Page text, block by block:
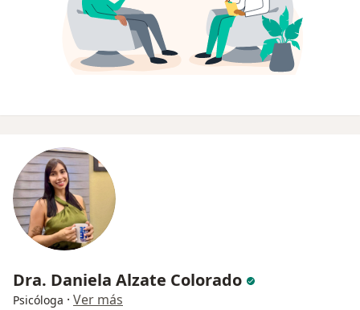
Dra. Daniela Alzate Colorado
Psicóloga · Ver más